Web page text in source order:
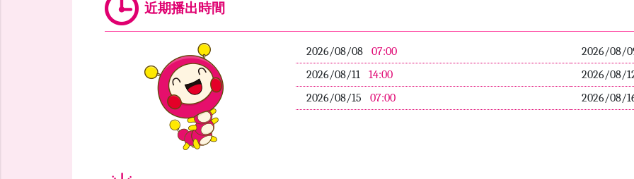
近期播出時間
2026/08/08 07:00
2026/08/
2026/08/11
14:00
2026/08/
2026/08/15
07:00 2026/08/